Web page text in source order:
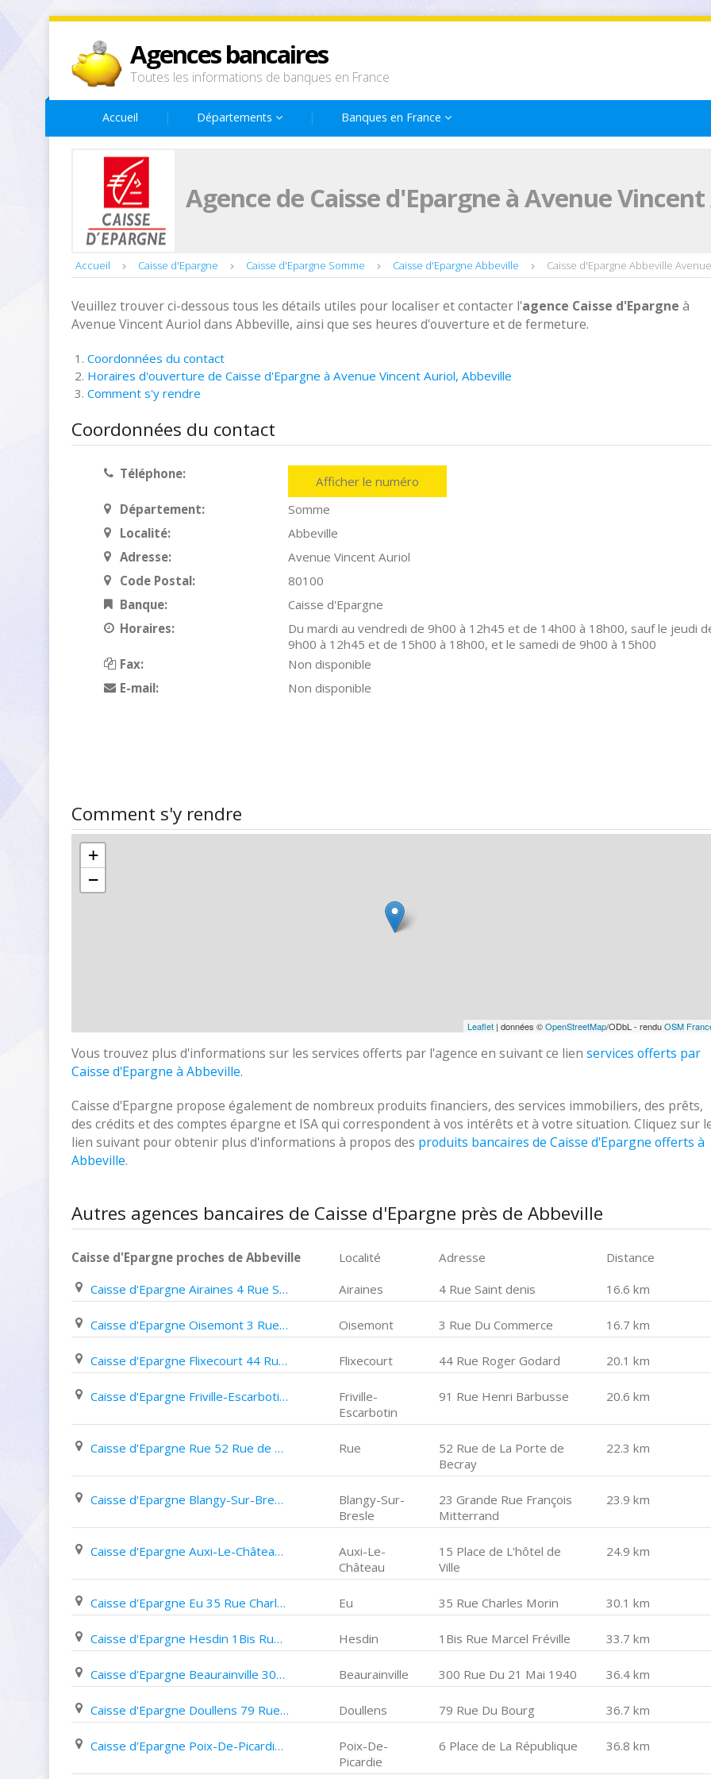
Agences bancaires
Toutes les informations de banques en France
Accueil Départements Banques en France
Agence de Caisse d'Epargne à Avenue
Accueil Caisse d'Epargne Caisse d'Epargne Somme Caisse d'Epargne Abbeville Caisse d'Epargne Abbeville
Veuillez trouver ci-dessous tous les détails utiles pour localiser et contacter l'agence Caisse d'Epargne à
Avenue Vincent Auriol dans Abbeville, ainsi que ses heures d'ouverture et de fermeture.
Coordonnées du contact
Horaires d'ouverture de Caisse d'Epargne à Avenue Vincent Auriol, Abbeville
Comment s'y rendre
Coordonnées du contact
Téléphone:
Afficher le numéro
Département:
Somme
Localité:
Abbeville
Adresse:
Avenue Vincent Auriol
Code Postal:
80100
Banque:
Caisse d'Epargne
Horaires:
Du mardi au vendredi de 9h00 à 12h45 et de 14h00 à 18h00, sauf le jeudi
9h00 à 12h45 et de 15h00 à 18h00, et le samedi de 9h00 à 15h00
Fax:
Non disponible
E-mail:
Non disponible
Comment s'y rendre
+
−
Leaflet| données ©OpenStreetMap/ODbL - renduOSM
Vous trouvez plus d'informations sur les services offerts par l'agence en suivant ce lien services offerts par
Caisse d'Epargne à Abbeville.
Caisse d'Epargne propose également de nombreux produits financiers, des services immobiliers, des prêts,
des crédits et des comptes épargne et ISA qui correspondent à vos intérêts et à votre situation. Cliquez sur
lien suivant pour obtenir plus d'informations à propos des produits bancaires de Caisse d'Epargne offerts à
Abbeville.
Autres agences bancaires de Caisse d'Epargne près de Abbeville
Caisse d'Epargne proches de Abbeville Localité Adresse
Distance
Caisse d'Epargne Airaines 4 Rue Saint denis
Airaines 4 Rue Saint denis 16.6 km
Caisse d'Epargne Oisemont 3 Rue Du Commerce Oisemont 3 Rue Du Commerce 16.7 km
Caisse d'Epargne Flixecourt 44 Rue Roger Godard Flixecourt 44 Rue Roger Godard 20.1 km
Caisse d'Epargne Friville-Escarbotin 91 Rue Henri Barbusse
Friville-
Escarbotin
91 Rue Henri Barbusse 20.6 km
Caisse d'Epargne Rue 52 Rue de La Porte de Becray Rue
52 Rue de La Porte de
Becray
22.3 km
Caisse d'Epargne Blangy-Sur-Bresle 23 Grande Rue François Mitterrand
Blangy-Sur-
Bresle
23 Grande Rue François
Mitterrand
23.9 km
Caisse d'Epargne Auxi-Le-Château 15 Place de L'hôtel de Ville
Auxi-Le-
Château
15 Place de L'hôtel de
Ville
24.9 km
Caisse d'Epargne Eu 35 Rue Charles Morin Eu 35 Rue Charles Morin 30.1 km
Caisse d'Epargne Hesdin 1Bis Rue Marcel Fréville Hesdin 1Bis Rue Marcel Fréville 33.7 km
Caisse d'Epargne Beaurainville 300 Rue Du 21 Mai 1940 Beaurainville 300 Rue Du 21 Mai 1940 36.4 km
Caisse d'Epargne Doullens 79 Rue Du Bourg Doullens 79 Rue Du Bourg 36.7 km
Caisse d'Epargne Poix-De-Picardie 6 Place de La République
Poix-De-
Picardie
6 Place de La République 36.8 km